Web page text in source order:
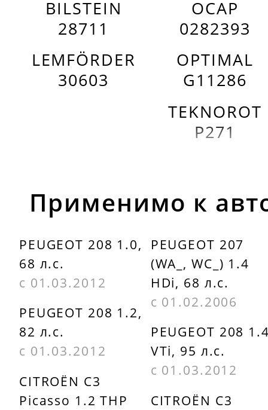
BILSTEIN
28711
LEMFÖRDER
30603
OCAP
0282393
OPTIMAL
G11286
TEKNOROT
P271
Применимо к
PEUGEOT 208 1.0,
68 л.с.
с 01.03.2012
PEUGEOT 208 1.2,
82 л.с.
с 01.03.2012
CITROËN C3
Picasso 1.2 THP
PEUGEOT 207
(WA_, WC_) 1.4
HDi, 68 л.с.
с 01.02.2006
PEUGEOT 208
VTi, 95 л.с.
с 01.03.2012
CITROËN C3